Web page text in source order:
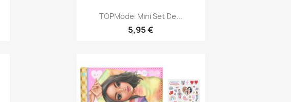
Vista rápida
TOPModel Mini Set De...
5,95 €